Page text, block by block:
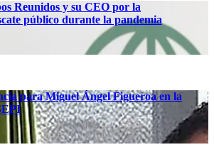
Reunidos y su CEO por la
público durante la pandemia
para Miguel Ángel Figueroa en la